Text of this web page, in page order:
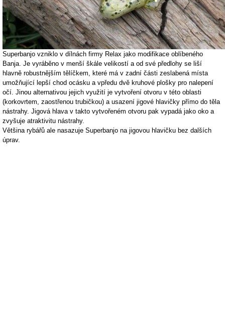
Superbanjo vzniklo v dílnách firmy Relax jako modifikace oblíbeného
Banja. Je vyráběno v menší škále velikostí a od své předlohy se liší
hlavně robustnějším tělíčkem, které má v zadní části zeslabená místa
umožňující lepší chod ocásku a vpředu dvě kruhové plošky pro nalepení
očí. Jinou alternativou jejich využití je vytvoření otvoru v této oblasti
(korkovrtem, zaostřenou trubičkou) a usazení jigové hlavičky přímo do těla
nástrahy. Jigová hlava v takto vytvořeném otvoru pak vypadá jako oko a
zvyšuje atraktivitu nástrahy.
Většina rybářů ale nasazuje Superbanjo na jigovou hlavičku bez dalších
úprav.